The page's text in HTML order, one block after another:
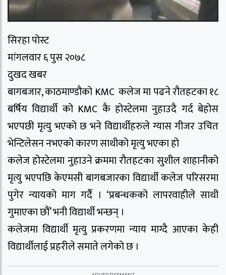
सिरहा पोस्ट
मांगलवार ६ पुस २०७८
दुखद खबर
बागबजार, काठमाण्डौको KMC कलेज मा पढने रौतहटका १८
बर्षिय विद्यार्थी को KMC कै होस्टेलमा नुहाउदै गर्द बेहोस
भएपछी मृत्यु भएको छ भने विद्यार्थीहरुले ग्यास गीजर उचित
भेन्टिलेसन नभएको कारण साथीको मृत्यु भएका हो
कलेज होस्टेलमा नुहाउने क्रममा रौतहटका सुशील शाहानीको
मृत्यु भएपछि केएमसी बागबजारका विद्यार्थी कलेज परिसरमा
पुगेर न्यायको माग गर्दै । ‘प्रबन्धकको लापरवाहीले साथी
गुमाएका छौं’ भनी विद्यार्थी भन्छन् ।
कलेजमा विद्यार्थी मृत्यु प्रकरणमा न्याय माग्दै आएका केही
विद्यार्थीलाई प्रहरीले समाते लगेको छ ।